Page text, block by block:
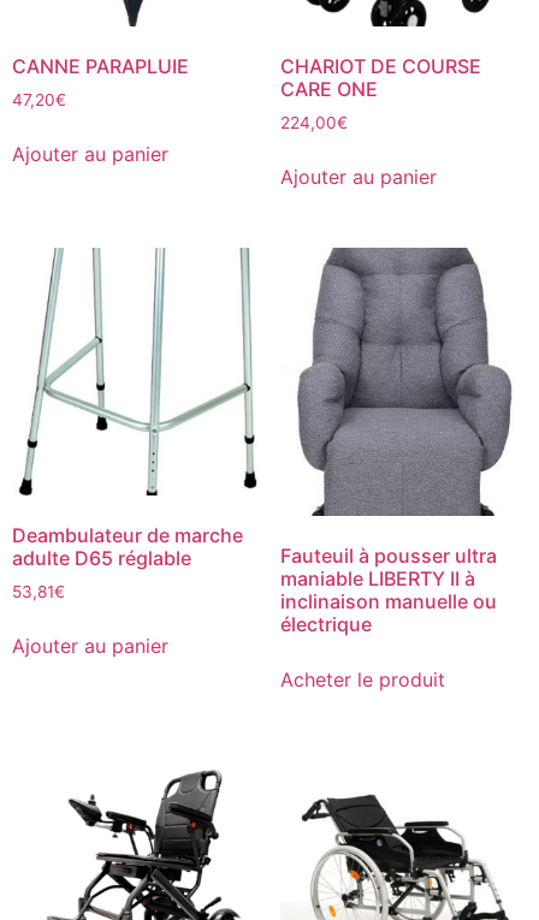
CANNE PARAPLUIE
47,20€
Ajouter au panier
CHARIOT DE COURSE
CARE ONE
224,00€
Ajouter au panier
Deambulateur de marche
adulte D65 réglable
53,81€
Ajouter au panier
Fauteuil à pousser ultra
maniable LIBERTY II à
inclinaison manuelle ou
électrique
Acheter le produit